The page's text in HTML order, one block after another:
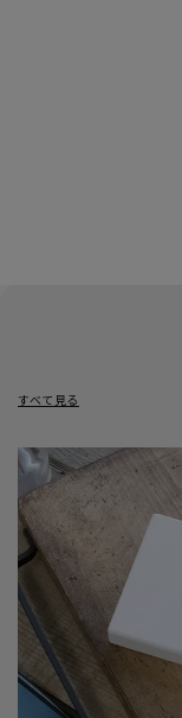
すべて見る